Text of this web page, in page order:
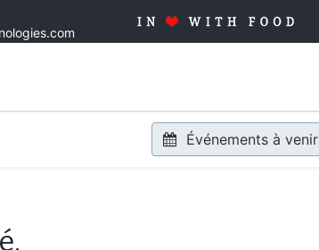
Événements à venir